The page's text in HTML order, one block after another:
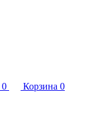
0 Корзина 0